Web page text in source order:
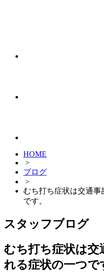
HOME
>
ブログ
>
むち打ち症状は交通事
です。
スタッフブログ
むち打ち症状は交
れる症状の一つで